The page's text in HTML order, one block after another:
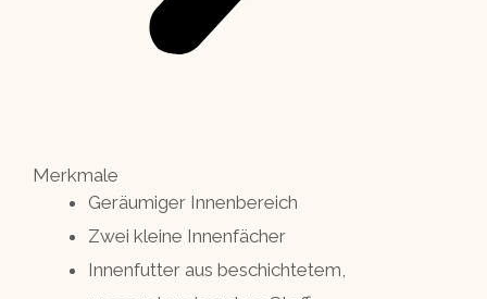
Merkmale
Geräumiger Innenbereich
Zwei kleine Innenfächer
Innenfutter aus beschichtetem,